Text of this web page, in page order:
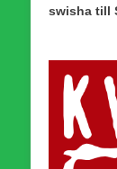
swisha till